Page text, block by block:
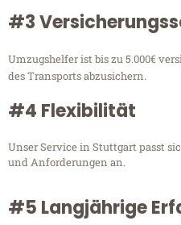
#3
Umzugshelfer ist bis zu 5.000€
des Transports abzusichern.
#4 Flexibilität
Unser Service in Stuttgart passt
und Anforderungen an.
#5 Langjährige